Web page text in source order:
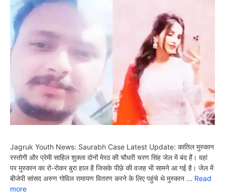
Jagruk Youth News: Saurabh Case Latest Update: कातिल मुस्कान
रस्तोगी और प्रेमी साहिल शुक्ला दोनों मेरठ की चौधरी चरण सिंह जेल में बंद हैं। वहां
पर मुस्कान का रो-रोकर बुरा हाल है जिसके पीछे की वजह भी सामने आ गई है। जेल में
बीजेपी सांसद अरुण गोविल रामायण वितरण करने के लिए पहुंचे थे मुस्कान … Read
more